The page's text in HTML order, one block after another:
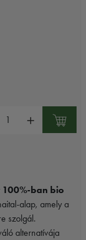
100%-ban bio
alap, amely a
szolgál.
alternatívája